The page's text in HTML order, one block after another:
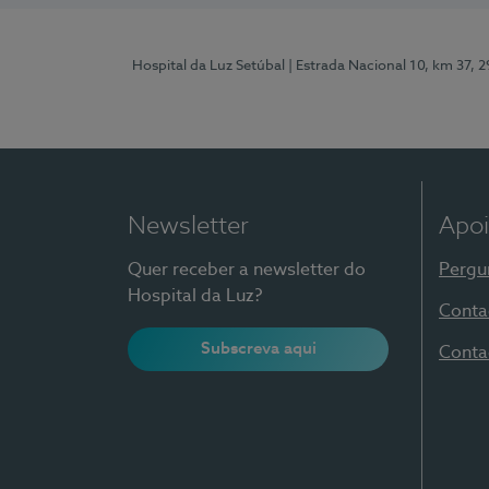
Hospital da Luz Setúbal | Estrada Nacional 10, km 37,
Newsletter
Quer receber a newsletter do
Hospital da Luz?
Subscreva aqui